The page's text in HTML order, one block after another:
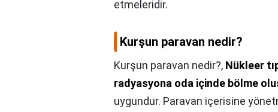
etmeleridir.
Kurşun paravan nedir?
Kurşun paravan nedir?, Nükleer
radyasyona oda içinde bölme
uygundur. Paravan içerisine